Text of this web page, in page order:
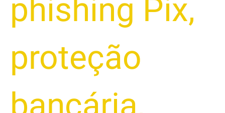
phishing Pix,
proteção
bancária,